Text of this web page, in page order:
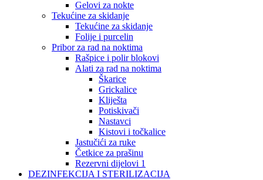
Gelovi za nokte
Tekućine za skidanje
Tekućine za skidanje
Folije i purcelin
Pribor za rad na noktima
Rašpice i polir blokovi
Alati za rad na noktima
Škarice
Grickalice
Kliješta
Potiskivači
Nastavci
Kistovi i točkalice
Jastučići za ruke
Četkice za prašinu
Rezervni dijelovi 1
DEZINFEKCIJA I STERILIZACIJA